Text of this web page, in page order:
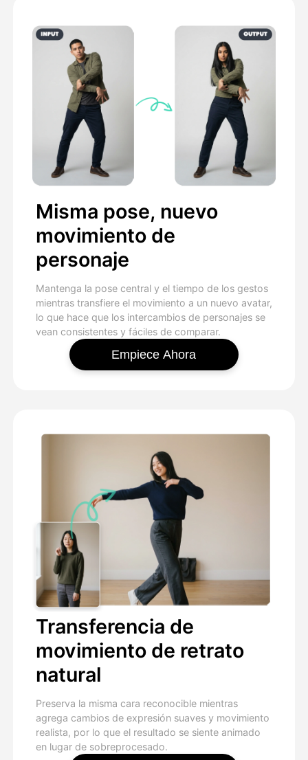
Misma pose, nuevo
movimiento de
personaje
Mantenga la pose central y el tiempo de los gestos
mientras transfiere el movimiento a un nuevo avatar,
lo que hace que los intercambios de personajes se
vean consistentes y fáciles de comparar.
Empiece Ahora
Transferencia de
movimiento de retrato
natural
Preserva la misma cara reconocible mientras
agrega cambios de expresión suaves y movimiento
realista, por lo que el resultado se siente animado
en lugar de sobreprocesado.